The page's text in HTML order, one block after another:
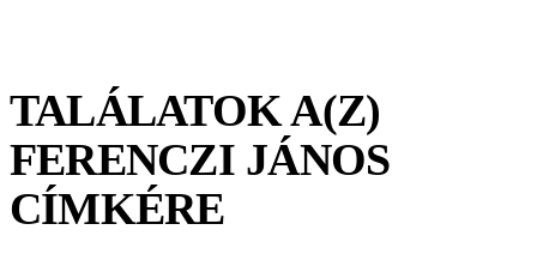
TALÁLATOK A(Z)
FERENCZI JÁNOS
CÍMKÉRE